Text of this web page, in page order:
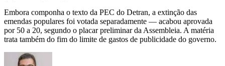
Embora componha o texto da PEC do Detran, a extinção das
emendas populares foi votada separadamente — acabou aprovada
por 50 a 20, segundo o placar preliminar da Assembleia. A matéria
trata também do fim do limite de gastos de publicidade do governo.